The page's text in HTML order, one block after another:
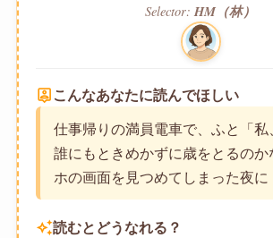
Selector: HM（林）
person_pin こんなあなたに読んでほしい
仕事帰りの満員電車で、ふと「私
誰にもときめかずに歳をとるのか
ホの画面を見つめてしまった夜に
auto_awesome読むとどうなれる？